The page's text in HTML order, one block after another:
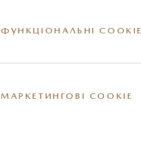
ФУНКЦІОНАЛЬНІ COOKIE
МАРКЕТИНГОВІ COOKIE